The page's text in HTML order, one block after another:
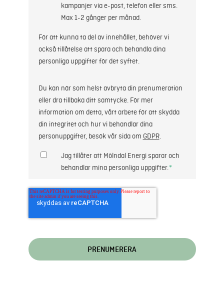
kampanjer via e-post, telefon eller sms.
Max 1-2 gånger per månad.
För att kunna ta del av innehållet, behöver vi
också tillåtelse att spara och behandla dina
personliga uppgifter för det syftet.
Jag tillåter att Mölndal Energi sparar och
behandlar mina personliga uppgifter.*
Du kan när som helst avbryta din prenumeration
eller dra tillbaka ditt samtycke. För mer
information om detta, vårt arbete för att skydda
din integritet och hur vi behandlar dina
personuppgifter, besök vår sida om GDPR.